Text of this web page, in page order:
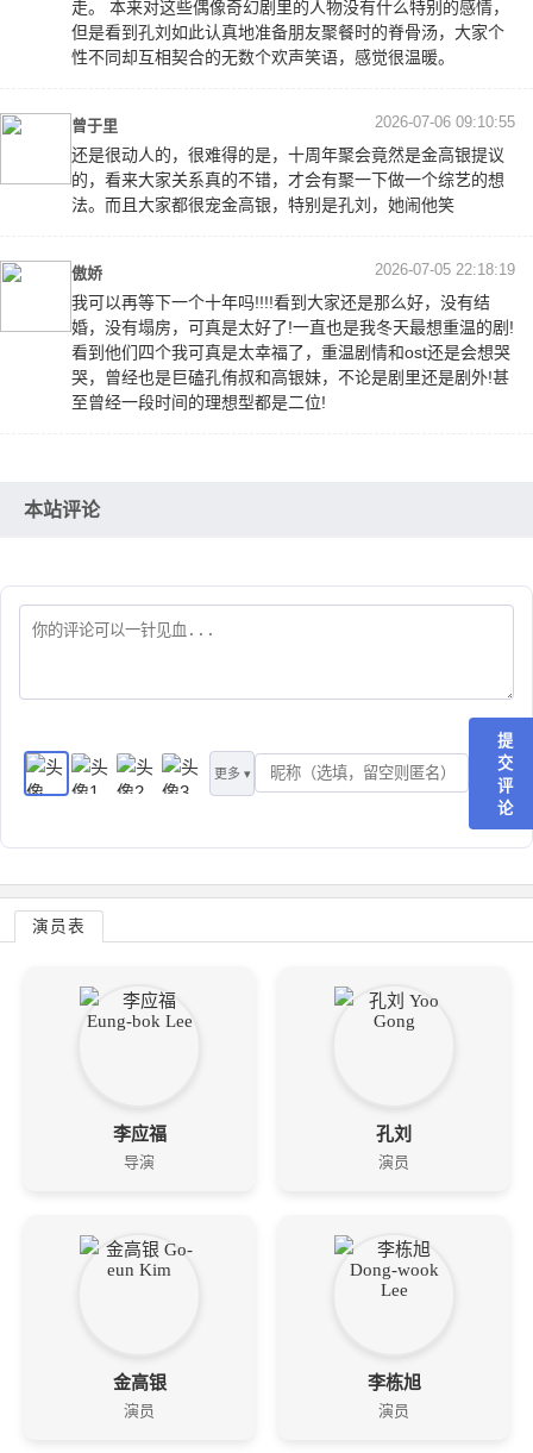
走。 本来对这些偶像奇幻剧里的人物没有什么特别的感情，
但是看到孔刘如此认真地准备朋友聚餐时的脊骨汤，大家个
性不同却互相契合的无数个欢声笑语，感觉很温暖。
曾于里 2026-07-06 09:10:55
还是很动人的，很难得的是，十周年聚会竟然是金高银提议
的，看来大家关系真的不错，才会有聚一下做一个综艺的想
法。而且大家都很宠金高银，特别是孔刘，她闹他笑
傲娇 2026-07-05 22:18:19
我可以再等下一个十年吗!!!!看到大家还是那么好，没有结
婚，没有塌房，可真是太好了!一直也是我冬天最想重温的剧!
看到他们四个我可真是太幸福了，重温剧情和ost还是会想哭
哭，曾经也是巨磕孔侑叔和高银妹，不论是剧里还是剧外!甚
至曾经一段时间的理想型都是二位!
本站评论
更多 ▾
提
交
评
论
演员表
李应福
导演
孔刘
演员
金高银
演员
李栋旭
演员